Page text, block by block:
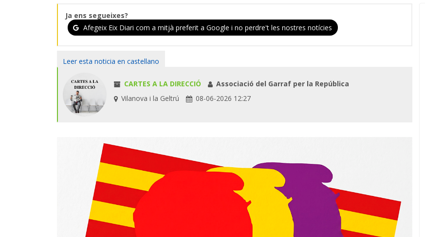
Ja ens segueixes?
Afegeix Eix Diari com a mitjà preferit a Google i no perdre't les nostres notícies
Leer esta noticia en castellano
CARTES A LA DIRECCIÓ
Associació del Garraf per la República
Vilanova i la Geltrú
08-06-2026 12:27